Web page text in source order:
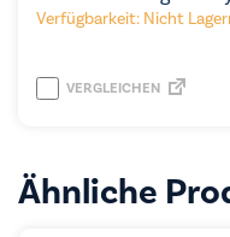
Verfügbarkeit: Nicht
VERGLEICHEN
Ähnliche